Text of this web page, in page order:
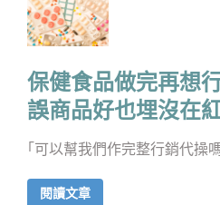
保健食品做完再想
誤商品好也埋沒在
｢可以幫我們作完整行銷代操
閱讀文章